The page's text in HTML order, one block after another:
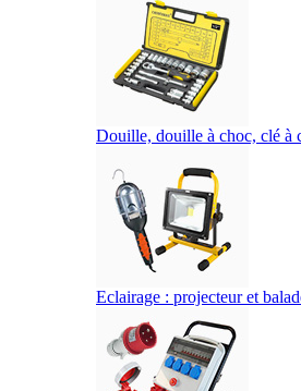
Douille, douille à choc, clé à
Eclairage : projecteur et